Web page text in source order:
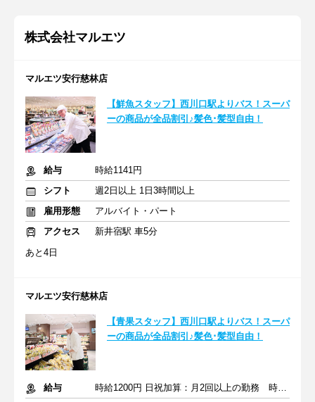
株式会社マルエツ
マルエツ安行慈林店
【鮮魚スタッフ】西川口駅よりバス！スーパ
ーの商品が全品割引♪髪色･髪型自由！
給与
時給1141円
シフト
週2日以上 1日3時間以上
雇用形態
アルバイト・パート
アクセス
新井宿駅 車5分
あと4日
マルエツ安行慈林店
【青果スタッフ】西川口駅よりバス！スーパ
ーの商品が全品割引♪髪色･髪型自由！
給与
時給1200円 日祝加算：月2回以上の勤務 時給+100円(学生除く)